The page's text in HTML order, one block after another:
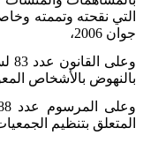
جوان 2006،
بالنهوض بالأشخاص
المتعلق بتنظيم